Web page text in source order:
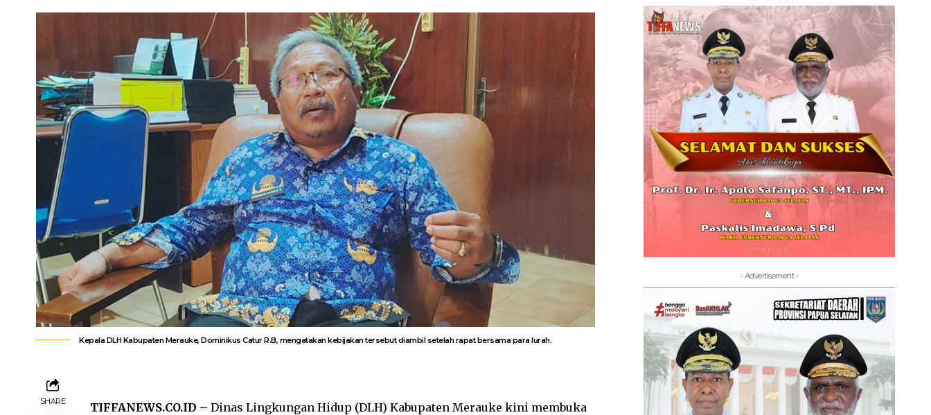
Kepala DLH Kabupaten Merauke, Dominikus Catur R.B, mengatakan kebijakan tersebut diambil setelah rapat bersama para lurah.
SHARE TIFFANEWS.CO.ID – Dinas Lingkungan Hidup (DLH) Kabupaten Merauke kini membuka
- Advertisement -